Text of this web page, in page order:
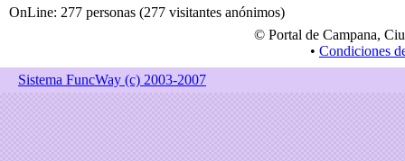
OnLine: 277 personas (277 visitantes anónimos)
© Portal de Campana,
• Condiciones
Sistema FuncWay (c) 2003-2007